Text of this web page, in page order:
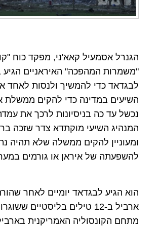
הגנרל אסמעיל קאא'ני, מפקד כוח
לבגדאד כדי להמשיך ולנסות לאחד
השיעים במדינה כדי להקים ממשלת
נכשל עד כה בניסיונות לרכך את
המנהיג השיעי מוקתדא צדר שזכה
ומעוניין להקים ממשלה שלא תהיה
להשפעתה של איראן או גורמים
הוא הגיע לבגדאד יומיים לאחר
ארביל ב-12 טילים בליסטיים
מתחם הקונסוליה האמריקנית